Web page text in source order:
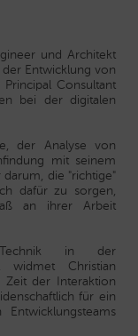
und Architekt
Entwicklung von
Consultant
bei der digitalen
der Analyse von
mit seinem
die "richtige"
dafür zu sorgen,
an ihrer Arbeit
in der
widmet Christian
der Interaktion
für ein
Entwicklungsteams